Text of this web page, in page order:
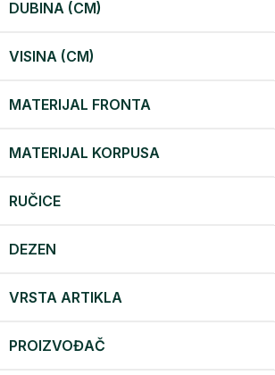
DUBINA (CM)
VISINA (CM)
MATERIJAL FRONTA
MATERIJAL KORPUSA
RUČICE
DEZEN
VRSTA ARTIKLA
PROIZVOĐAČ